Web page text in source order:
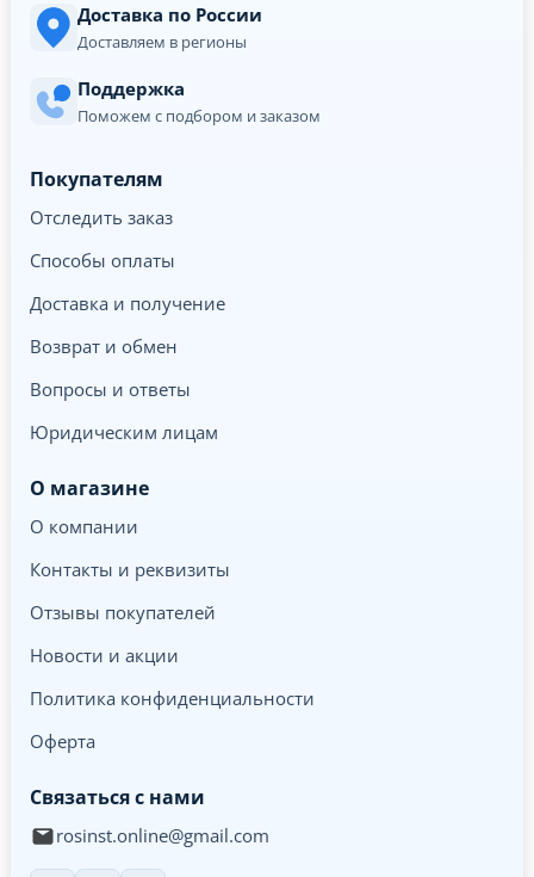
Доставка по России
Доставляем в регионы
Поддержка
Поможем с подбором и заказом
Покупателям
Отследить заказ
Способы оплаты
Доставка и получение
Возврат и обмен
Вопросы и ответы
Юридическим лицам
О магазине
О компании
Контакты и реквизиты
Отзывы покупателей
Новости и акции
Политика конфиденциальности
Оферта
Связаться с нами
rosinst.online@gmail.com